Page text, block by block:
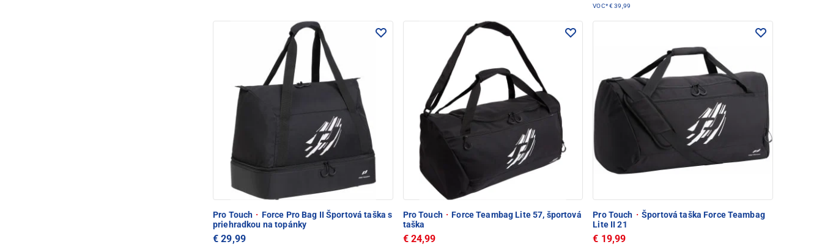
VOC*€ 39,99
Pro Touch · Force Pro Bag II Športová taška s
priehradkou na topánky
€ 29,99
Pro Touch · Force Teambag Lite 57, športová
taška
€ 24,99
Pro Touch · Športová taška Force Teambag
Lite II 21
€ 19,99